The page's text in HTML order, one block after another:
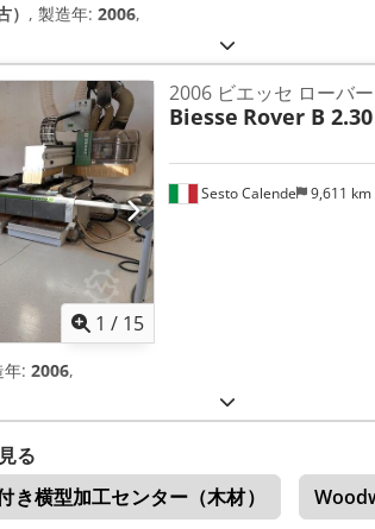
） , 製造年: 2006,
1 / 15
Sesto Calende 9,611 km
2006 ビエッセ ローバ
Biesse Rover B 2.30
年: 2006,
る
き横型加工センター（木材）